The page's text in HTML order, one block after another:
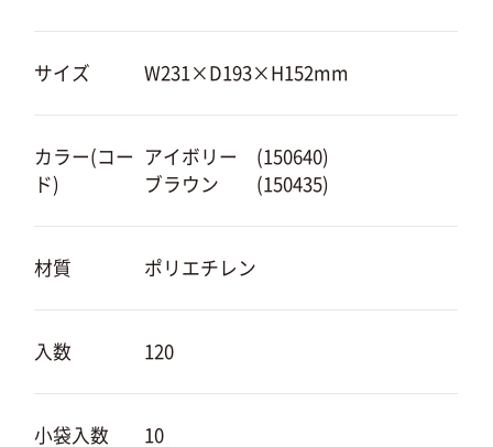
サイズ W231×D193×H152mm
カラー(コー
ド)
アイボリー (150640)
ブラウン (150435)
材質 ポリエチレン
入数 120
小袋入数 10